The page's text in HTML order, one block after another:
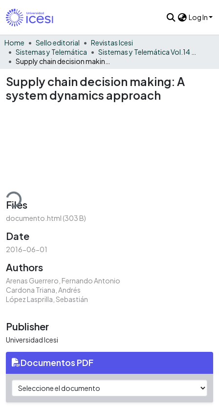
Log In
Home Sello editorial
Revistas Icesi
Sistemas y Telemática
Supply chain decision making: A
system dynamics approach
Files
documento.html (303 B)
Date
2016-06-01
Authors
Arenas Guerrero, Fernando Antonio
Cardona Triana, Andrés
López Lasprilla, Sebastián
Publisher
Universidad Icesi
Documentos PDF